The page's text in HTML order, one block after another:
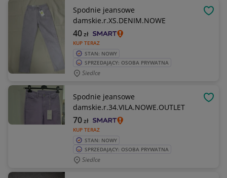
Spodnie jeansowe
damskie.r.XS.DENIM.NOWE
KUP TERAZ
40zł
STAN: NOWY
SPRZEDAJĄCY: OSOBA PRYWATNA
Siedlce
Spodnie jeansowe
damskie.r.34.VILA.NOWE.OUTLET
KUP TERAZ
70zł
STAN: NOWY
SPRZEDAJĄCY: OSOBA PRYWATNA
Siedlce